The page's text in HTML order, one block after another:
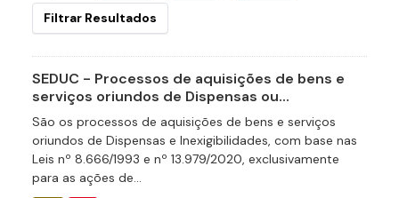
Filtrar Resultados
SEDUC - Processos de aquisições de bens e
serviços oriundos de Dispensas ou...
São os processos de aquisições de bens e serviços
oriundos de Dispensas e Inexigibilidades, com base nas
Leis nº 8.666/1993 e nº 13.979/2020, exclusivamente
para as ações de...